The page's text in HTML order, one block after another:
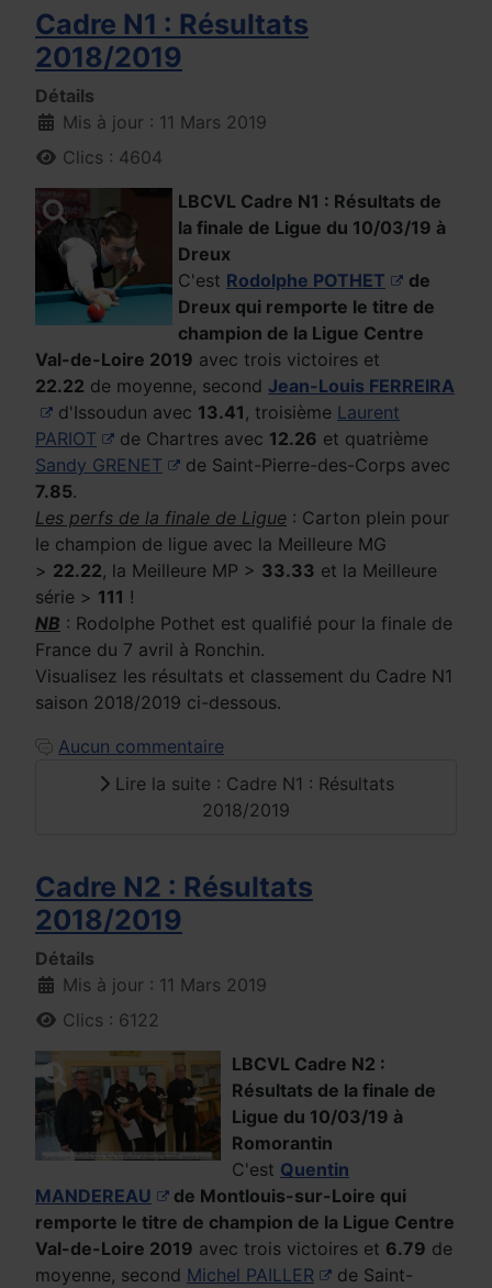
Cadre N1 : Résultats
2018/2019
Détails
Mis à jour : 11 Mars 2019
Clics : 4604
LBCVL Cadre N1 : Résultats de
la finale de Ligue du 10/03/19 à
Dreux
C'est Rodolphe POTHET
de
Dreux qui remporte le titre de
champion de la Ligue Centre
Val-de-Loire 2019 avec trois victoires et
22.22 de moyenne, second Jean-Louis FERREIRA
d'Issoudun avec 13.41 , troisième Laurent
PARIOT
de Chartres avec 12.26 et quatrième
Sandy GRENET
de Saint-Pierre-des-Corps avec
7.85.
Les perfs de la finale de Ligue : Carton plein pour
le champion de ligue avec la Meilleure MG
> 22.22, la Meilleure MP > 33.33 et la Meilleure
série > 111 !
NB : Rodolphe Pothet est qualifié pour la finale de
France du 7 avril à Ronchin.
Visualisez les résultats et classement du Cadre N1
saison 2018/2019 ci-dessous.
Aucun commentaire
Lire la suite : Cadre N1 : Résultats
2018/2019
Cadre N2 : Résultats
2018/2019
Détails
Mis à jour : 11 Mars 2019
Clics : 6122
LBCVL Cadre N2 :
Résultats de la finale de
Ligue du 10/03/19 à
Romorantin
C'est Quentin
MANDEREAU
de Montlouis-sur-Loire qui
remporte le titre de champion de la Ligue Centre
Val-de-Loire 2019 avec trois victoires et 6.79 de
moyenne, second Michel PAILLER
de Saint-